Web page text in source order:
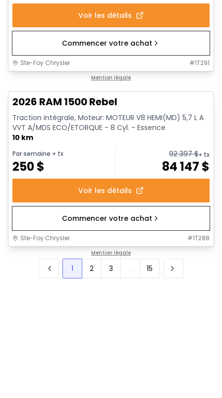
Voir les détails
Commencer votre achat
Ste-Foy Chrysler #1T291
Mention légale
2026 RAM 1500 Rebel
Traction intégrale, Moteur: MOTEUR V8 HEMI(MD) 5,7 L A
VVT A/MDS ECO/ETORQUE - 8 Cyl. - Essence
10 km
Par semaine + tx
250$
92 397$+ tx
84 147 $
Voir les détails
Commencer votre achat
Ste-Foy Chrysler #1T288
Mention légale
1 2 3 ... 15